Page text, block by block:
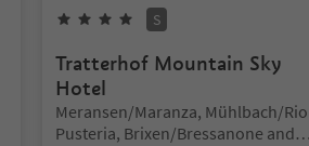
Étoiles
S
Tratterhof Mountain Sky
Hotel
Emplacement:
Meransen/Maranza, Mühlbach/
Pusteria, Brixen/Bressanone and